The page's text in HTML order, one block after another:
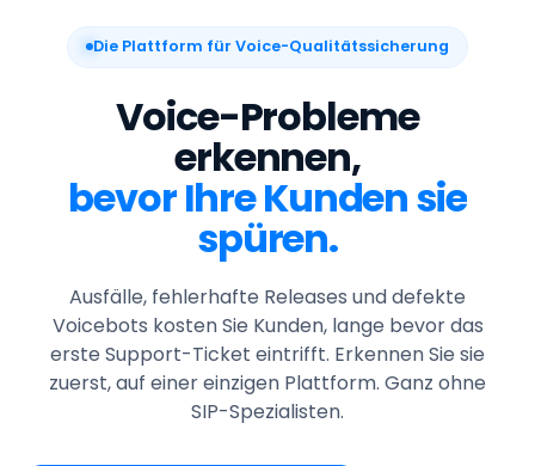
Die Plattform für Voice-Qualitätssicherung
Voice-Probleme
erkennen,
bevor Ihre Kunden sie
spüren.
Ausfälle, fehlerhafte Releases und defekte
Voicebots kosten Sie Kunden, lange bevor das
erste Support-Ticket eintrifft. Erkennen Sie sie
zuerst, auf einer einzigen Plattform. Ganz ohne
SIP-Spezialisten.